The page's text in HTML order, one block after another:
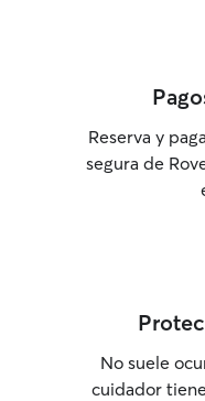
Reserva y
segura de
No suele
cuidador